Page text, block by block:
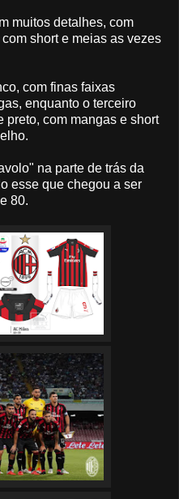
muitos detalhes, com
short e meias as vezes
com finas faixas
enquanto o terceiro
preto, com mangas e short
na parte de trás da
esse que chegou a ser
80.